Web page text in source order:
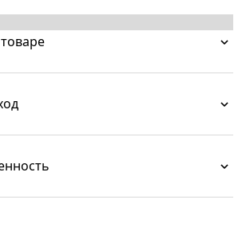
дополнен синим циферблатом
в виде переплетенных